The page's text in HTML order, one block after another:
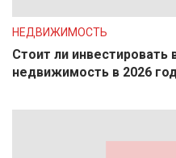
НЕДВИЖИМОСТЬ
Стоит ли
недвижимость в 2026